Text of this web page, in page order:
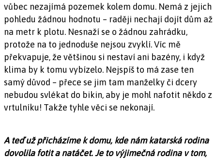
vůbec nezajímá pozemek kolem domu. Nemá z jejich
pohledu žádnou hodnotu – raději nechají dojít dům až
na metr k plotu. Nesnaží se o žádnou zahrádku,
protože na to jednoduše nejsou zvyklí. Víc mě
překvapuje, že většinou si nestaví ani bazény, i když
klima by k tomu vybízelo. Nejspíš to má zase ten
samý důvod – přece se jim tam manželky či dcery
nebudou svlékat do bikin, aby je mohl nafotit někdo z
vrtulníku! Takže tyhle věci se nekonají.
A teď už přicházíme k domu, kde nám katarská rodina
dovolila fotit a natáčet. Je to výjimečná rodina v tom,